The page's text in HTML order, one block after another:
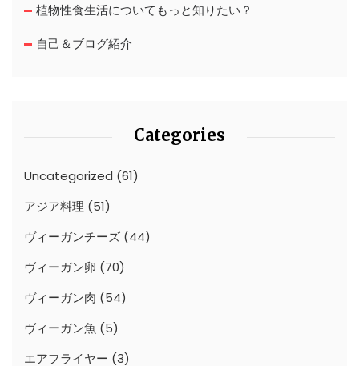
植物性食生活についてもっと知りたい？
自己＆ブログ紹介
Categories
Uncategorized (61)
アジア料理 (51)
ヴィーガンチーズ (44)
ヴィーガン卵 (70)
ヴィーガン肉 (54)
ヴィーガン魚 (5)
エアフライヤー (3)